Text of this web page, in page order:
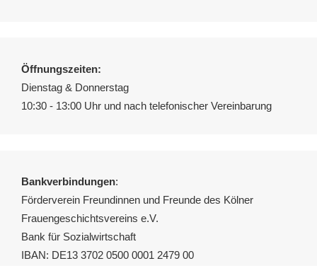
Öffnungszeiten:
Dienstag & Donnerstag
10:30 - 13:00 Uhr und nach telefonischer Vereinbarung
Bankverbindungen:
Förderverein Freundinnen und Freunde des Kölner
Frauengeschichtsvereins e.V.
Bank für Sozialwirtschaft
IBAN: DE13 3702 0500 0001 2479 00